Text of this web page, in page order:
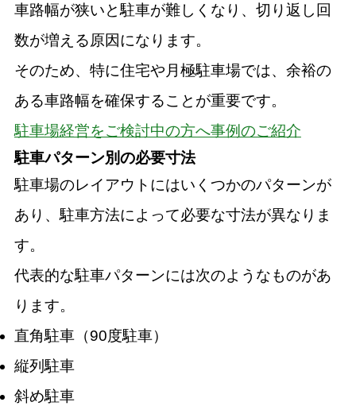
車路幅が狭いと駐車が難しくなり、切り返し回
数が増える原因になります。
そのため、特に住宅や月極駐車場では、余裕の
ある車路幅を確保することが重要です。
駐車場経営をご検討中の方へ事例のご紹介
駐車パターン別の必要寸法
駐車場のレイアウトにはいくつかのパターンが
あり、駐車方法によって必要な寸法が異なりま
す。
代表的な駐車パターンには次のようなものがあ
ります。
直角駐車（90度駐車）
縦列駐車
斜め駐車